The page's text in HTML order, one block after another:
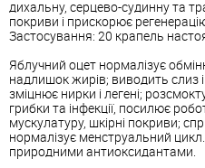
дихальну, серцево-судинну та
покриви і прискорює
Застосування: 20 крапель
Яблучний оцет нормалізує
надлишок жирів; виводить слиз
зміцнює нирки і легені;
грибки та інфекції, посилює
мускулатуру, шкірні покриви;
нормалізує менструальний
природними антиоксидантами.